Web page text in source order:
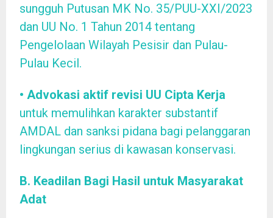
sungguh Putusan MK No. 35/PUU-XXI/2023
dan UU No. 1 Tahun 2014 tentang
Pengelolaan Wilayah Pesisir dan Pulau-
Pulau Kecil.
• Advokasi aktif revisi UU Cipta Kerja
untuk memulihkan karakter substantif
AMDAL dan sanksi pidana bagi pelanggaran
lingkungan serius di kawasan konservasi.
B. Keadilan Bagi Hasil untuk Masyarakat
Adat